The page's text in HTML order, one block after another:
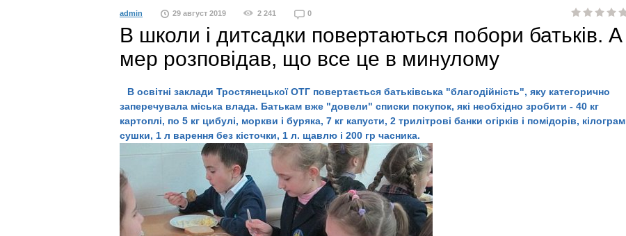
admin 29 август 2019 2 241 0
В школи і дитсадки повертаються побори батьків. А
мер розповідав, що все це в минулому
В освітні заклади Тростянецької ОТГ повертається батьківська "благодійність", яку категорично
заперечувала міська влада. Батькам вже "довели" списки покупок, які необхідно зробити - 40 кг
картоплі, по 5 кг цибулі, моркви і буряка, 7 кг капусти, 2 трилітрові банки огірків і помідорів, кілограм
сушки, 1 л варення без кісточки, 1 л. щавлю і 200 гр часника.